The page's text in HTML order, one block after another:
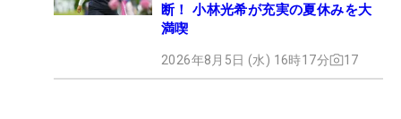
断！ 小林光希が充実の夏休みを大
満喫
2026年8月5日 (水) 16時17分 17